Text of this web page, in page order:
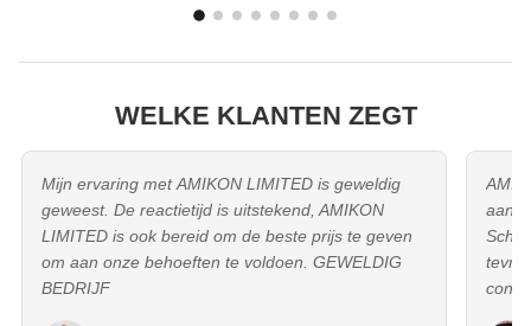
WELKE KLANTEN ZEGT
Mijn ervaring met AMIKON LIMITED is geweldig
geweest. De reactietijd is uitstekend, AMIKON
LIMITED is ook bereid om de beste prijs te geven
om aan onze behoeften te voldoen. GEWELDIG
BEDRIJF